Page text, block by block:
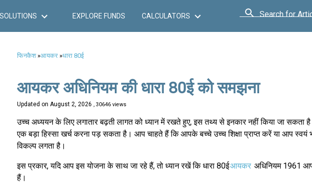
SOLUTIONS EXPLORE FUNDS CALCULATORS Search for
फिनकैश»आयकर»धारा 80ई
आयकर अधिनियम की धारा 80ई को समझना
Updated on August 2, 2026 , 30646 views
उच्च अध्ययन के लिए लगातार बढ़ती लागत को ध्यान में रखते हुए, इस तथ्य से इनकार नहीं किया जा
एक बड़ा हिस्सा खर्च करना पड़ सकता है। आप चाहते हैं कि आपके बच्चे उच्च शिक्षा प्राप्त करें या आप
विकल्प लगता है।
इस प्रकार, यदि आप इस योजना के साथ जा रहे हैं, तो ध्यान रखें कि धारा 80ईआयकर अधिनियम 1961
हैं।